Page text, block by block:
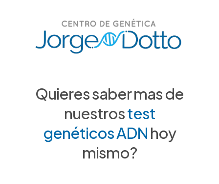
Quieres saber mas de
nuestrostest
genéticos ADN hoy
mismo?